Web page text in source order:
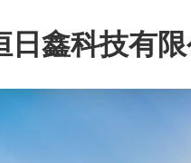
日鑫科技有